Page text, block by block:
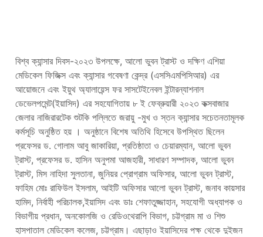
বিশ্ব ক্যান্সার দিবস-২০২৩ উপলক্ষে, আলো ভুবন ট্রাস্ট ও দক্ষিণ এশিয়া
মেডিকেল ফিজিক্স এবং ক্যান্সার গবেষণা কেন্দ্র (এসসিএমপিসিআর) এর
আয়োজনে এবং ইয়ুথ অ্যালায়েন্স ফর সাসটেইনেবল ইন্টারন্যাশনাল
ডেভেলপমেন্ট(ইয়াসিদ) এর সহযোগিতায় ৮ ই ফেব্রুয়ারী ২০২৩ কক্সবাজার
জেলার নাজিরারটেক শুটকি পল্লিতে জরায়ু -মুখ ও স্তন ক্যান্সার সচেতনতামূলক
কর্মসূচি অনুষ্ঠিত হয় । অনুষ্ঠানে বিশেষ অতিথি হিসেবে উপস্থিত ছিলেন
প্রফেসর ড. গোলাম আবু জাকারিয়া, প্রতিষ্ঠাতা ও চেয়ারম্যান, আলো ভুবন
ট্রাস্ট, প্রফেসর ড. হাসিন অনুপমা আজহারী, সাধারণ সম্পাদক, আলো ভুবন
ট্রাস্ট, মিস নাহিদা সুলতানা, জুনিয়র প্রোগ্রাম অফিসার, আলো ভুবন ট্রাস্ট,
ফাহিম মোঃ রাফিউল ইসলাম, আইটি অফিসার আলো ভুবন ট্রাস্ট, জনাব কায়সার
হামিদ, নির্বাহী পরিচালক,ইয়াসিদ এবং ডাঃ শেফাতুজ্জাহান, সহযোগী অধ্যাপক ও
বিভাগীয় প্রধান, অনকোলজি ও রেডিওথেরাপি বিভাগ, চট্টগ্রাম মা ও শিশু
হাসপাতাল মেডিকেল কলেজ, চট্টগ্রাম। এছাড়াও ইয়াসিদের পক্ষ থেকে দুইজন